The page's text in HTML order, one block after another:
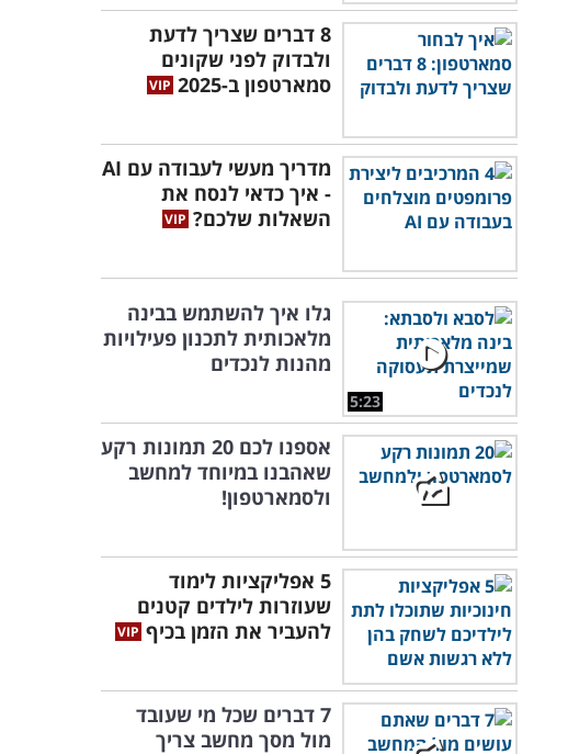
8 דברים שצריך לדעת
ולבדוק לפני שקונים
סמארטפון ב-2025
מדריך מעשי לעבודה עם AI
- איך כדאי לנסח את
השאלות שלכם?
5:23
גלו איך להשתמש בבינה
מלאכותית לתכנון פעילויות
מהנות לנכדים
אספנו לכם 20 תמונות רקע
שאהבנו במיוחד למחשב
ולסמארטפון!
5 אפליקציות לימוד
שעוזרות לילדים קטנים
להעביר את הזמן בכיף
7 דברים שכל מי שעובד
מול מסך מחשב צריך